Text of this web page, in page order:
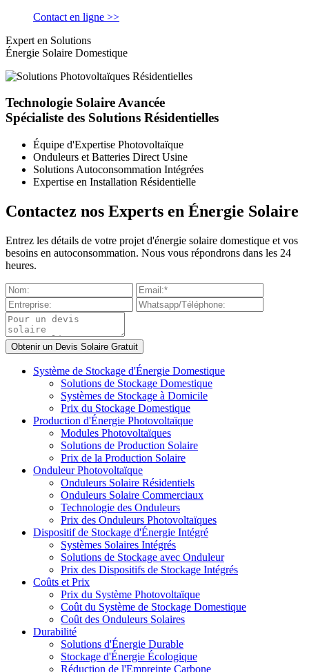
Contact en ligne >>
Expert en Solutions
Énergie Solaire Domestique
Technologie Solaire Avancée
Spécialiste des Solutions Résidentielles
Équipe d'Expertise Photovoltaïque
Onduleurs et Batteries Direct Usine
Solutions Autoconsommation Intégrées
Expertise en Installation Résidentielle
Contactez nos Experts en Énergie Solaire
Entrez les détails de votre projet d'énergie solaire domestique et vos
besoins en autoconsommation. Nous vous répondrons dans les 24
heures.
Système de Stockage d'Énergie Domestique
Solutions de Stockage Domestique
Systèmes de Stockage à Domicile
Prix du Stockage Domestique
Production d'Énergie Photovoltaïque
Modules Photovoltaïques
Solutions de Production Solaire
Prix de la Production Solaire
Onduleur Photovoltaïque
Onduleurs Solaire Résidentiels
Onduleurs Solaire Commerciaux
Technologie des Onduleurs
Prix des Onduleurs Photovoltaïques
Dispositif de Stockage d'Énergie Intégré
Systèmes Solaires Intégrés
Solutions de Stockage avec Onduleur
Prix des Dispositifs de Stockage Intégrés
Coûts et Prix
Prix du Système Photovoltaïque
Coût du Système de Stockage Domestique
Coût des Onduleurs Solaires
Durabilité
Solutions d'Énergie Durable
Stockage d'Énergie Écologique
Réduction de l'Empreinte Carbone